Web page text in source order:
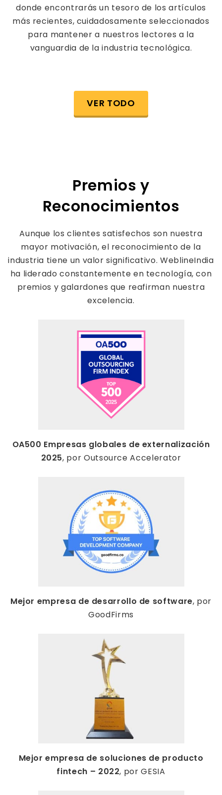
donde encontrarás un tesoro de los artículos
más recientes, cuidadosamente seleccionados
para mantener a nuestros lectores a la
vanguardia de la industria tecnológica.
VER TODO
Premios y
Reconocimientos
Aunque los clientes satisfechos son nuestra
mayor motivación, el reconocimiento de la
industria tiene un valor significativo. WeblineIndia
ha liderado constantemente en tecnología, con
premios y galardones que reafirman nuestra
excelencia.
OA500 Empresas globales de externalización
2025, por Outsource Accelerator
Mejor empresa de desarrollo de software, por
GoodFirms
Mejor empresa de soluciones de producto
fintech – 2022, por GESIA